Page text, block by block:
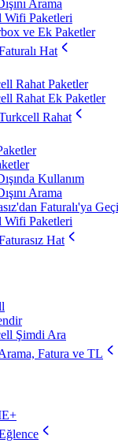
Arama
Wifi Paketleri
ve Ek Paketler
Hat
Rahat Paketler
Rahat Ek Paketler
Rahat
Kullanım
Arama
Faturalı'ya
Wifi Paketleri
Hat
Şimdi Ara
Fatura ve TL